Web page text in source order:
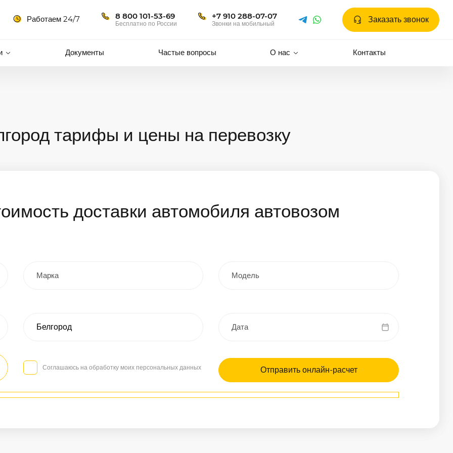
Работаем 24/7 8 800 101-53-69
Бесплатно по России
+7 910 288-07-07
Звонки на мобильный Заказать звонок
Документы Частые вопросы О нас Контакты
тарифы и цены на перевозку
доставки автомобиля автовозом
Соглашаюсь на обработку моих персональных данных